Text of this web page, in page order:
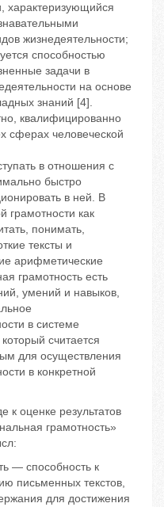
характеризующийся
жизнедеятельности;
способностью
задачи в
на основе
знаний [4].
квалифицированно
сферах человеческой
в отношения с
быстро
в ней. В
грамотности как
понимать,
тексты и
арифметические
грамотность есть
умений и навыков,
в системе
считается
для осуществления
в конкретной
к оценке результатов
грамотность»
— способность к
письменных текстов,
для достижения